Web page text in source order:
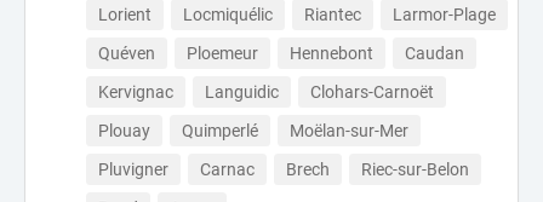
Lorient Locmiquélic Riantec
Larmor-Plage
Quéven
Ploemeur Hennebont
Caudan
Kervignac
Languidic
Clohars-Carnoët
Plouay
Quimperlé
Moëlan-sur-Mer
Pluvigner
Carnac Brech
Riec-sur-Belon